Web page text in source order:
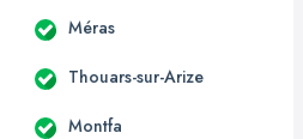
Méras
Thouars-sur-Arize
Montfa